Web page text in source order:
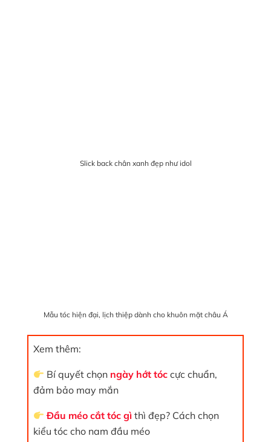
Slick back chân xanh đẹp như idol
Mẫu tóc hiện đại, lịch thiệp dành cho khuôn mặt châu Á
Xem thêm:
Bí quyết chọn ngày hớt tóc cực chuẩn,
đảm bảo may mắn
Đầu méo cắt tóc gì thì đẹp? Cách chọn
kiểu tóc cho nam đầu méo